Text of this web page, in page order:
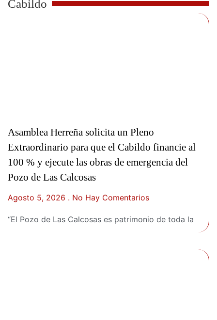
Cabildo
Asamblea Herreña solicita un Pleno
Extraordinario para que el Cabildo financie al
100 % y ejecute las obras de emergencia del
Pozo de Las Calcosas
Agosto 5, 2026 No Hay Comentarios
“El Pozo de Las Calcosas es patrimonio de toda la